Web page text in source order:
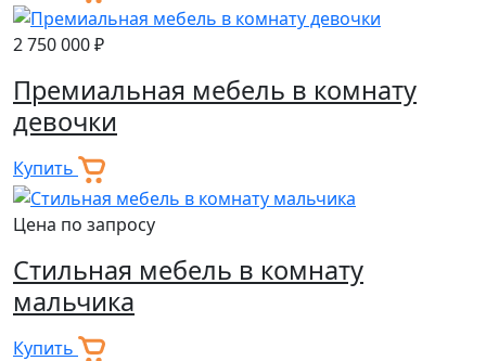
2 750 000 ₽
Премиальная мебель в комнату
девочки
Купить
Цена по запросу
Стильная мебель в комнату
мальчика
Купить